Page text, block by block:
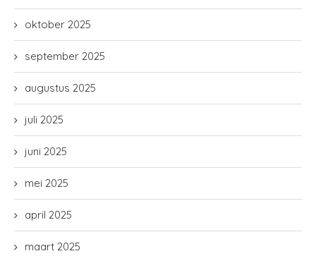
oktober 2025
september 2025
augustus 2025
juli 2025
juni 2025
mei 2025
april 2025
maart 2025